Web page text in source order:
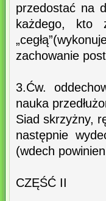
przedostać na
każdego, kto
zachowanie
3.Ćw.
nauka
Siad skrzyżny,
następnie
(wdech
CZĘŚĆ II